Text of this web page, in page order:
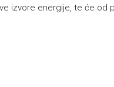
izvore energije, te će od